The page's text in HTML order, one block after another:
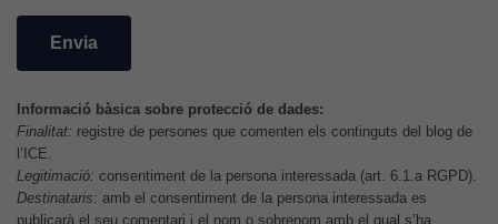
Informació bàsica sobre protecció de dades:
Finalitat: registre de persones que comenten els continguts del blog de
l’ICE.
Legitimació: consentiment de la persona interessada (art. 6.1.a RGPD).
Destinataris: amb el consentiment de la persona interessada es
publicarà el seu comentari i el nom o sobrenom amb el qual s’ha
cookies de
Google
per tal que
puguem